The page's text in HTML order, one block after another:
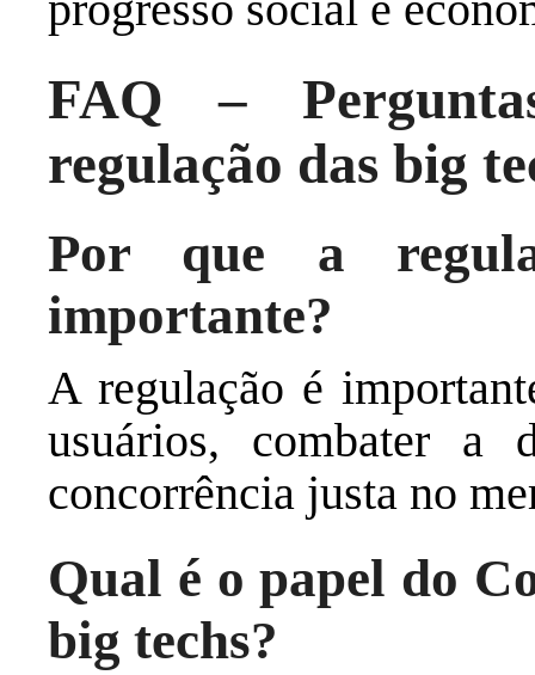
FAQ –
regulação das big
Por que a
importante?
A regulação é
usuários, combater a
concorrência justa no
Qual é o papel do
big techs?